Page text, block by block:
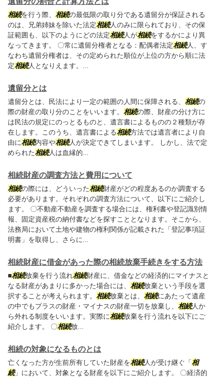
相続を行う際、 相続の最低限の取り分である遺留分が保証される
のは、兄弟姉妹を除いた法定相続人のみに限られており、その保
証範囲も、以下のようにどの法定相続人が相続をするかにより異
なってきます。 〇常に遺留分権者となる：配偶者法定相続人、す
なわち遺留分権者は、その定められた順位が上位の方から順に法
定相続人となりえます。...
遺留分とは
遺留分とは、民法により一定の範囲の人間に保障される、 相続の
際の財産の取り分のことをいいます。 相続の際、財産の分け方に
は民法の規定にのっとるものと、遺言書によるものの２種類が存
在します。このうち、遺言書による相続方法では遺言者により自
由に相続内容や相続人が決定できてしまいます。 しかし、法で定
められた相続人は血縁的...
相続財産の調査方法と費用について
相続の際には、どういった相続財産がどの程度あるのか調査する
必要があります。それぞれの調査方法について、以下にご紹介し
ます。 〇不動産不動産を調査する場合には、権利書や登記識別情
報、固定資産税の納付書などを探すこととなります。そこから、
法務局において土地や建物の権利関係が記載された「登記事項証
明書」を取得し、さらに...
相続財産に借金があった際の相続放棄手続きをする方法
■相続放棄を行う流れ相続財産に、借金などの経済的にマイナスと
なる財産があまりに多かった場合には、 相続放棄という手段を選
択することが考えられます。 相続放棄とは、 相続にあたって遺産
の中でもプラスの財産・マイナスの財産一切を放棄し、 相続人か
ら外れる制度をいいます。実際に相続放棄を行う流れを以下にご
紹介します。 〇相続放...
相続の対象になるものとは
亡くなった方が生前所有していた財産を相続人が受け継ぐ「相
続」において、対象となる財産を以下にご紹介します。 〇経済的